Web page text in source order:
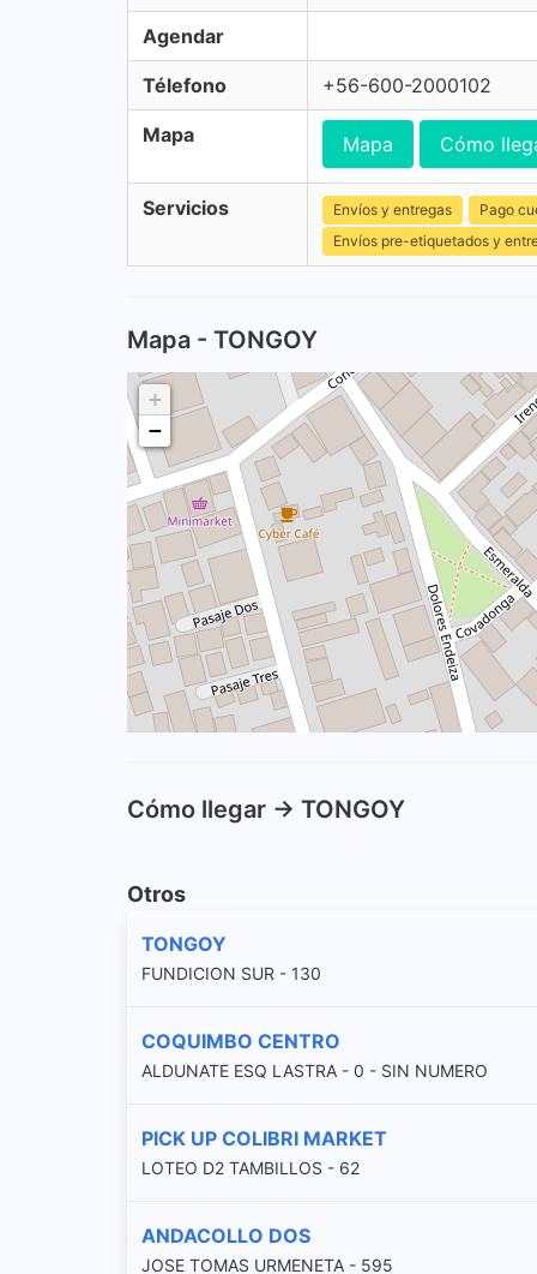
Agendar
Télefono +56-600-2000102
Mapa Mapa Cómo
Servicios Envíos y entregas Pago
Envíos pre-etiquetados y
Mapa - TONGOY
+
−
Cómo llegar -> TONGOY
Otros
TONGOY
FUNDICION SUR - 130
COQUIMBO CENTRO
ALDUNATE ESQ LASTRA - 0 - SIN NUMERO
PICK UP COLIBRI MARKET
LOTEO D2 TAMBILLOS - 62
ANDACOLLO DOS
JOSE TOMAS URMENETA - 595